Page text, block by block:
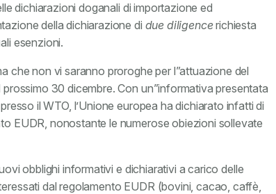
dichiarazioni doganali di importazione ed
della dichiarazione di due diligencerichiesta
esenzioni.
che non vi saranno proroghe per l”attuazione del
30 dicembre. Con un”informativa presentata
il WTO, l’Unione europea ha dichiarato infatti di
EUDR, nonostante le numerose obiezioni sollevate
obblighi informativi e dichiarativi a carico delle
dal regolamento EUDR (bovini, cacao, caffè,